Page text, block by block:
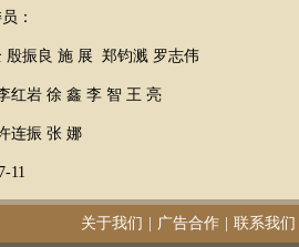
：
殷振良 施 展 郑钧溅 罗志伟
红岩 徐 鑫 李 智 王 亮
连振 张 娜
11
关于我们 广告合作 联系我们